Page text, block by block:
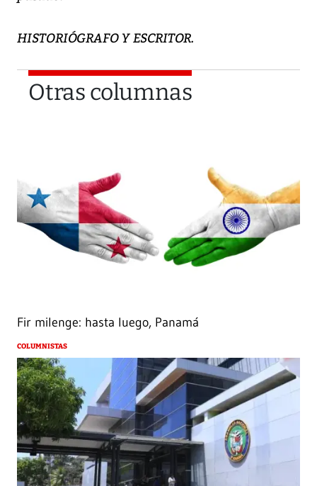
HISTORIÓGRAFO Y ESCRITOR.
Otras columnas
Fir milenge: hasta luego, Panamá
COLUMNISTAS